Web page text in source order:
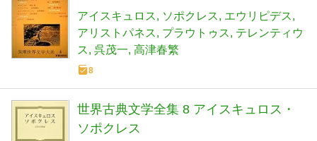
アイスキュロス ソポクレス
エウリピデス
アリストパネス
プラウトゥス
テレンティウ
ス 呉茂一 高津春繁
8
世界古典文学全集 8 アイスキュロス・
ソポクレス